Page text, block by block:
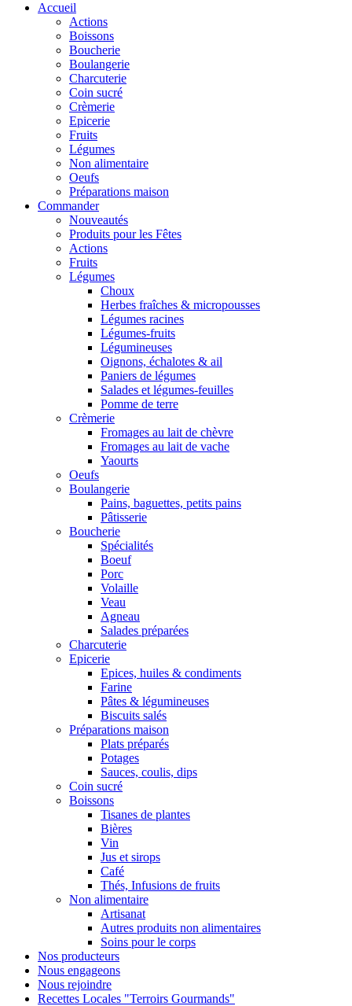
Accueil
Actions
Boissons
Boucherie
Boulangerie
Charcuterie
Coin sucré
Crèmerie
Epicerie
Fruits
Légumes
Non alimentaire
Oeufs
Préparations maison
Commander
Nouveautés
Produits pour les Fêtes
Actions
Fruits
Légumes
Choux
Herbes fraîches & micropousses
Légumes racines
Légumes-fruits
Légumineuses
Oignons, échalotes & ail
Paniers de légumes
Salades et légumes-feuilles
Pomme de terre
Crèmerie
Fromages au lait de chèvre
Fromages au lait de vache
Yaourts
Oeufs
Boulangerie
Pains, baguettes, petits pains
Pâtisserie
Boucherie
Spécialités
Boeuf
Porc
Volaille
Veau
Agneau
Salades préparées
Charcuterie
Epicerie
Epices, huiles & condiments
Farine
Pâtes & légumineuses
Biscuits salés
Préparations maison
Plats préparés
Potages
Sauces, coulis, dips
Coin sucré
Boissons
Tisanes de plantes
Bières
Vin
Jus et sirops
Café
Thés, Infusions de fruits
Non alimentaire
Artisanat
Autres produits non alimentaires
Soins pour le corps
Nos producteurs
Nous engageons
Nous rejoindre
Recettes Locales "Terroirs Gourmands"